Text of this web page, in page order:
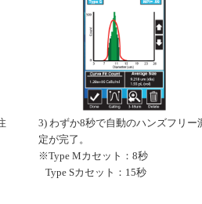
3) わずか8秒で自動のハンズフリー
定が完了。
※Type Mカセット：8秒
Type Sカセット：15秒